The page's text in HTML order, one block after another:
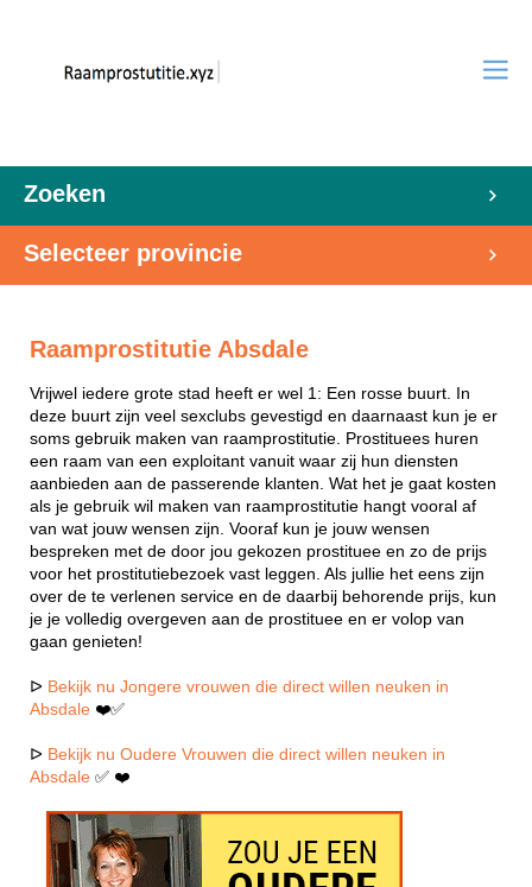
Zoeken
Selecteer provincie
Raamprostitutie Absdale
Vrijwel iedere grote stad heeft er wel 1: Een rosse buurt. In
deze buurt zijn veel sexclubs gevestigd en daarnaast kun je er
soms gebruik maken van raamprostitutie. Prostituees huren
een raam van een exploitant vanuit waar zij hun diensten
aanbieden aan de passerende klanten. Wat het je gaat kosten
als je gebruik wil maken van raamprostitutie hangt vooral af
van wat jouw wensen zijn. Vooraf kun je jouw wensen
bespreken met de door jou gekozen prostituee en zo de prijs
voor het prostitutiebezoek vast leggen. Als jullie het eens zijn
over de te verlenen service en de daarbij behorende prijs, kun
je je volledig overgeven aan de prostituee en er volop van
gaan genieten!
ᐅ Bekijk nu Jongere vrouwen die direct willen neuken in
Absdale ❤️✅
ᐅ Bekijk nu Oudere Vrouwen die direct willen neuken in
Absdale ✅ ❤️